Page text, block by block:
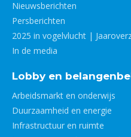
Nieuwsberichten
Persberichten
2025 in vogelvlucht |
In de media
Lobby en
Arbeidsmarkt en onderwijs
Duurzaamheid en energie
Infrastructuur en ruimte